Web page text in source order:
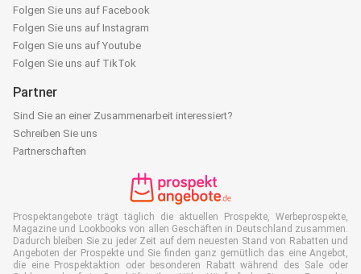
Folgen Sie uns auf Facebook
Folgen Sie uns auf Instagram
Folgen Sie uns auf Youtube
Folgen Sie uns auf TikTok
Partner
Sind Sie an einer Zusammenarbeit interessiert?
Schreiben Sie uns
Partnerschaften
Prospektangebote trägt täglich die aktuellen Prospekte, Werbeprospekte,
Magazine und Lookbooks von allen Geschäften in Deutschland zusammen.
Dadurch bleiben Sie zu jeder Zeit auf dem neuesten Stand von Rabatten und
Angeboten der Prospekte und Sie finden ganz gemütlich das eine Angebot,
die eine Prospektaktion oder besonderen Rabatt während des Sale oder